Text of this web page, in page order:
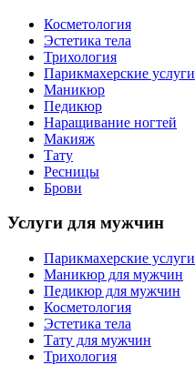
Косметология
Эстетика тела
Трихология
Парикмахерские услуги
Маникюр
Педикюр
Наращивание ногтей
Макияж
Тату
Ресницы
Брови
Услуги для мужчин
Парикмахерские услуги
Маникюр для мужчин
Педикюр для мужчин
Косметология
Эстетика тела
Тату для мужчин
Трихология